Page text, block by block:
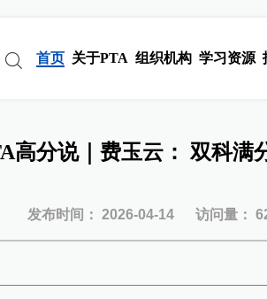
首页 关于PTA 组织机构 学习资源
高分说｜费玉云： 双科满
发布时间： 2026-04-14 访问量：